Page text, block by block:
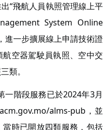
“飛航人員執照管理線上平
System Online
進一步擴展線上申請技術證
空器駕駛員執照、空中交
類。
一階段服務已於2024年3月
alms-pub，並
時已開放四類服務，包括